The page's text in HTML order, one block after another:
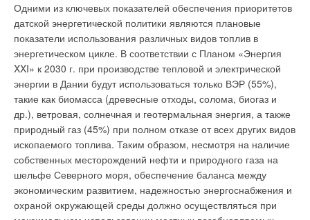
Одними из ключевых показателей обеспечения приоритетов
датской энергетической политики являются плановые
показатели использования различных видов топлив в
энергетическом цикле. В соответствии с Планом «Энергия
XXI» к 2030 г. при производстве тепловой и электрической
энергии в Дании будут использоваться только ВЭР (55%),
такие как биомасса (древесные отходы, солома, биогаз и
др.), ветровая, солнечная и геотермальная энергия, а также
природный газ (45%) при полном отказе от всех других видов
ископаемого топлива. Таким образом, несмотря на наличие
собственных месторождений нефти и природного газа на
шельфе Северного моря, обеспечение баланса между
экономическим развитием, надежностью энергоснабжения и
охраной окружающей среды должно осуществляться при
В соответствии со ст. 25 Закона Потребитель вправе
обменять непродовольственный товар надлежащего
качества на аналогичный товар у продавца, у которого этот
товар был приобретен, если указанный товар не подошел по
форме, габаритам, фасону, расцветке, размеру или
комплектации. Потребитель имеет право на обмен
непродовольственного товара надлежащего качества в
течение четырнадцати дней, не считая дня его покупки.
Обмен непродовольственного товара надлежащего качества
проводится, если указанный товар не был в употреблении,
сохранены его товарный вид, потребительские свойства,
пломбы, фабричные ярлыки, а также имеется товарный чек
или кассовый чек либо иной подтверждающий оплату